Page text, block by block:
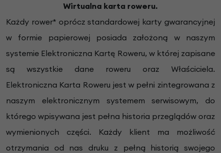
Wirtualna karta roweru.
Każdy rower* oprócz standardowej karty gwarancyjnej
w formie papierowej posiada założoną w naszym
systemie Elektroniczna Kartę Roweru, w której zapisane
są wszystkie dane roweru oraz Właściciela.
Elektroniczna Karta Roweru jest w pełni zintegrowana z
naszym elektronicznym systemem serwisowym, do
którego wpisywana jest pełna historia przeglądów oraz
wymienionych części. Każdy klient ma możliwość
otrzymania od nas druku z pełną historią swojego